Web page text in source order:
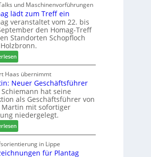
e
n
a
u
s
f
ü
r
W
e
m
h
n
e
r
c
h
e
n
s
t
a
u
r
a
u
m
-
S
o
r
t
i
und Maschinenvorführungen
lädt zum Treff ein
veranstaltet vom 22. bis
den Homag-Treff
Standorten Schopfloch
:
H
o
m
a
g
l
ä
d
t
z
u
Haas übernimmt
Neuer Geschäftsführer
Schiemann hat seine
als Geschäftsführer von
Martin mit sofortiger
niedergelegt.
:
M
a
r
in Lippe
für Plantag